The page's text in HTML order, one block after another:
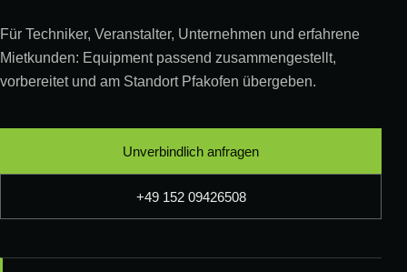
Für Techniker, Veranstalter, Unternehmen und erfahrene
Mietkunden: Equipment passend zusammengestellt,
vorbereitet und am Standort Pfakofen übergeben.
Unverbindlich anfragen
+49 152 09426508